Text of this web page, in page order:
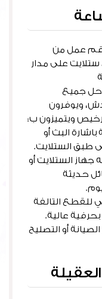
عمل من
على مدار
حل جميع
ويوفرون
ويتميزون ب:
البث أو
طبق الستلايت.
جهاز الستلايت أو
حديثة
للقطع التالفة
بحرفية عالية.
أو التصليح